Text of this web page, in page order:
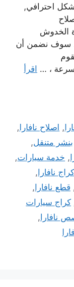
احترافي,
الخدوش
، سوف نضمن أن
، … اقرأ
, اصلاح نافارا ,
بنشر متنقل,
, خدمة سيارات,
نافارا ,
قطع نافارا ,
كراج سيارات
نافارا ,